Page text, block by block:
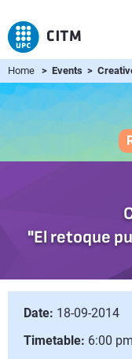
Home > Events >
"El retoque
Date: 18-09-2014
Timetable: 6:00